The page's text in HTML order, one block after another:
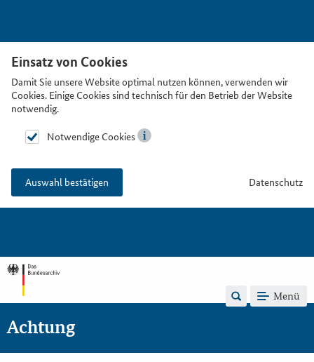
Einsatz von Cookies
Damit Sie unsere Website optimal nutzen können, verwenden wir
Cookies. Einige Cookies sind technisch für den Betrieb der Website
notwendig.
Notwendige Cookies
Auswahl bestätigen Datenschutz
Menü
Achtung